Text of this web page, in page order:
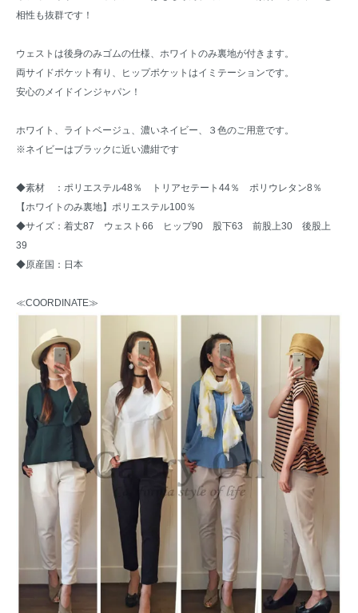
相性も抜群です！
ウェストは後身のみゴムの仕様、ホワイトのみ裏地が付きます。
両サイドポケット有り、ヒップポケットはイミテーションです。
安心のメイドインジャパン！
ホワイト、ライトベージュ、濃いネイビー、３色のご用意です。
※ネイビーはブラックに近い濃紺です
◆素材 ：ポリエステル48％ トリアセテート44％ ポリウレタン8％
【ホワイトのみ裏地】ポリエステル100％
◆サイズ：着丈87 ウェスト66 ヒップ90 股下63 前股上30 後股上
39
◆原産国：日本
≪COORDINATE≫